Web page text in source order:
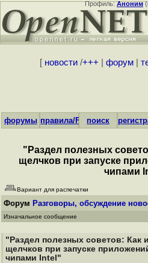
Профиль:Аноним(
[ новости/+++ форум|
форумы правила/FAQпоиск
"Раздел полезных
щелчков при запуске
чипами
Вариант для распечатки
Форум Разговоры, обсуждение
Изначальное сообщение
"Раздел полезных советов: Как
щелчков при запуске
чипами Intel"